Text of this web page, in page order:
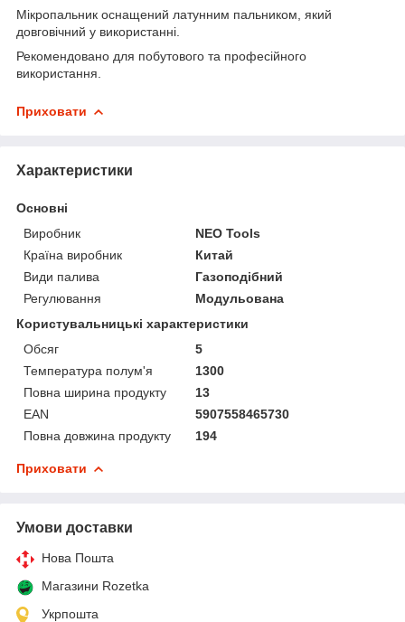
Мікропальник оснащений латунним пальником, який
довговічний у використанні.
Рекомендовано для побутового та професійного
використання.
Приховати
Характеристики
Основні
Виробник
NEO Tools
Країна виробник
Китай
Види палива
Газоподібний
Регулювання
Модульована
Користувальницькі характеристики
Обсяг
5
Температура полум'я
1300
Повна ширина продукту
13
EAN
5907558465730
Повна довжина продукту
194
Приховати
Умови доставки
Нова Пошта
Магазини Rozetka
Укрпошта